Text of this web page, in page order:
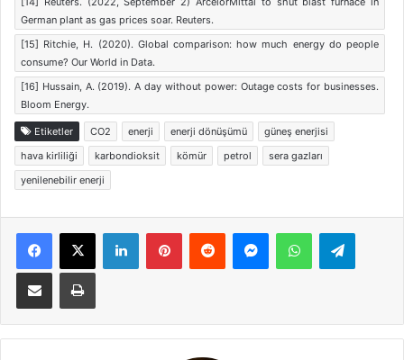
German plant as gas prices soar. Reuters.
[15] Ritchie, H. (2020). Global comparison: how much energy do people
consume? Our World in Data.
[16] Hussain, A. (2019). A day without power: Outage costs for businesses.
Bloom Energy.
Etiketler CO2 enerji enerji dönüşümü
güneş enerjisi
hava kirliliği
karbondioksit kömür petrol
sera gazları
yenilenebilir enerji
Facebook
X LinkedInPinterestReddit MessengerWhatsApp
E-Posta ile paylaş Yazdır